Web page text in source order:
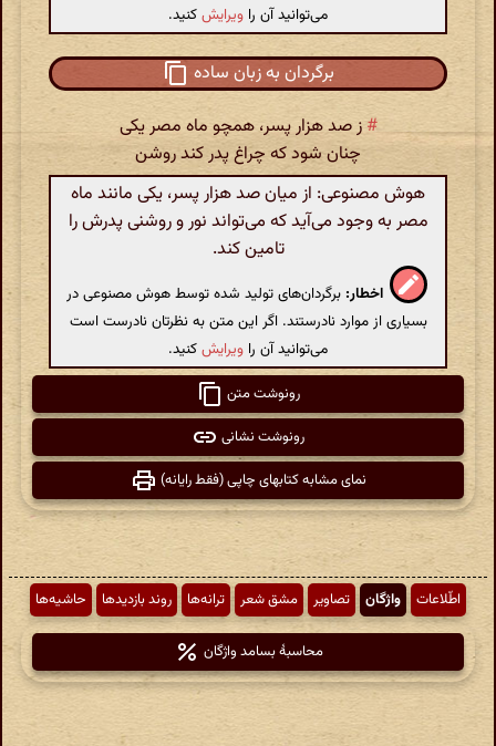
می‌توانید آن را ویرایشکنید.
برگردان به زبان ساده
#ز صد هزار پسر، همچو ماه مصر یکی
چنان شود که چراغ پدر کند روشن
هوش مصنوعی: از میان صد هزار پسر، یکی مانند ماه
مصر به وجود می‌آید که می‌تواند نور و روشنی پدرش را
تامین کند.
اخطار: برگردان‌های تولید شده توسط هوش مصنوعی در
بسیاری از موارد نادرستند. اگر این متن به نظرتان نادرست است
می‌توانید آن را ویرایشکنید.
رونوشت متن
رونوشت نشانی
نمای مشابه کتابهای چاپی (فقط رایانه)
اطّلاعات واژگان تصاویر مشق شعر ترانه‌ها روند بازدیدها حاشیه‌ها
محاسبهٔ بسامد واژگان